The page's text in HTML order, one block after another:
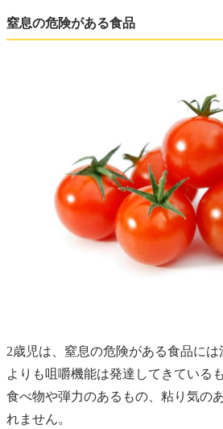
窒息の危険がある食品
2歳児は、窒息の危険がある食品に
よりも咀嚼機能は発達してきている
食べ物や弾力のあるもの、粘り気の
れません。